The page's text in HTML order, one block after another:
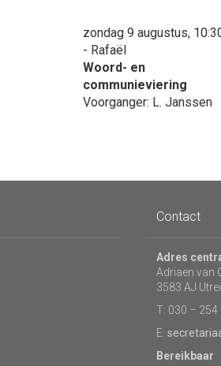
zondag 9 augustus,
- Rafaël
Woord- en
communieviering
Voorganger: L. Janssen
Contact
Adres
Adriaen van
3583 AJ
T: 030 – 254
E:
Bereikbaar